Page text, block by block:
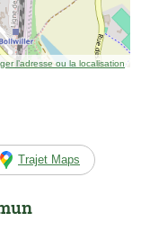
l’adresse ou la localisation
Trajet Maps